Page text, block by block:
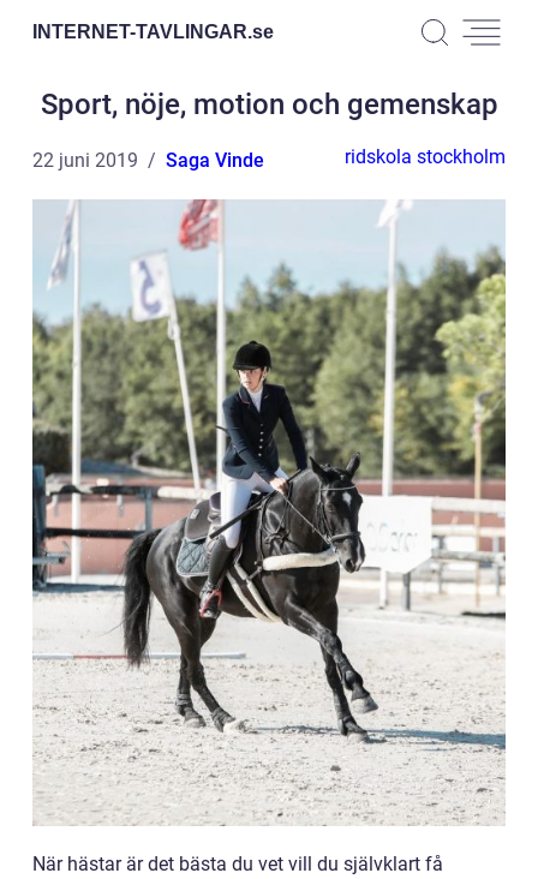
INTERNET-TAVLINGAR.se
Sport, nöje, motion och gemenskap
22 juni 2019 Saga Vinde ridskola stockholm
När hästar är det bästa du vet vill du självklart få